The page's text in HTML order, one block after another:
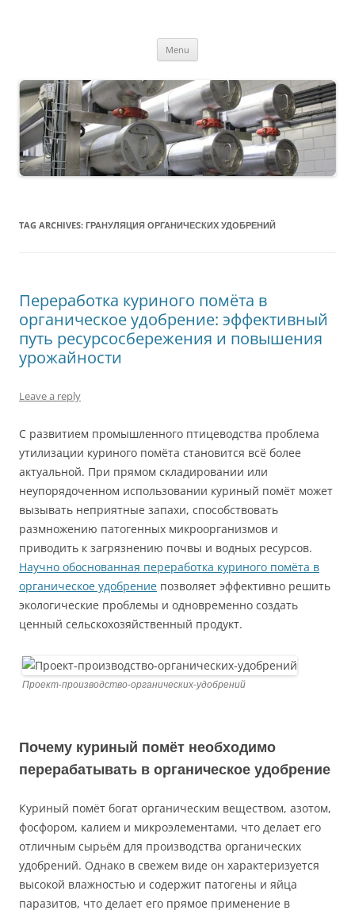
Menu
TAG ARCHIVES: ГРАНУЛЯЦИЯ ОРГАНИЧЕСКИХ УДОБРЕНИЙ
Переработка куриного помёта в
органическое удобрение: эффективный
путь ресурсосбережения и повышения
урожайности
Leave a reply
С развитием промышленного птицеводства проблема
утилизации куриного помёта становится всё более
актуальной. При прямом складировании или
неупорядоченном использовании куриный помёт может
вызывать неприятные запахи, способствовать
размножению патогенных микроорганизмов и
приводить к загрязнению почвы и водных ресурсов.
Научно обоснованная переработка куриного помёта в
органическое удобрение позволяет эффективно решить
экологические проблемы и одновременно создать
ценный сельскохозяйственный продукт.
Проект-производство-органических-удобрений
Почему куриный помёт необходимо
перерабатывать в органическое удобрение
Куриный помёт богат органическим веществом, азотом,
фосфором, калием и микроэлементами, что делает его
отличным сырьём для производства органических
удобрений. Однако в свежем виде он характеризуется
высокой влажностью и содержит патогены и яйца
паразитов, что делает его прямое применение в